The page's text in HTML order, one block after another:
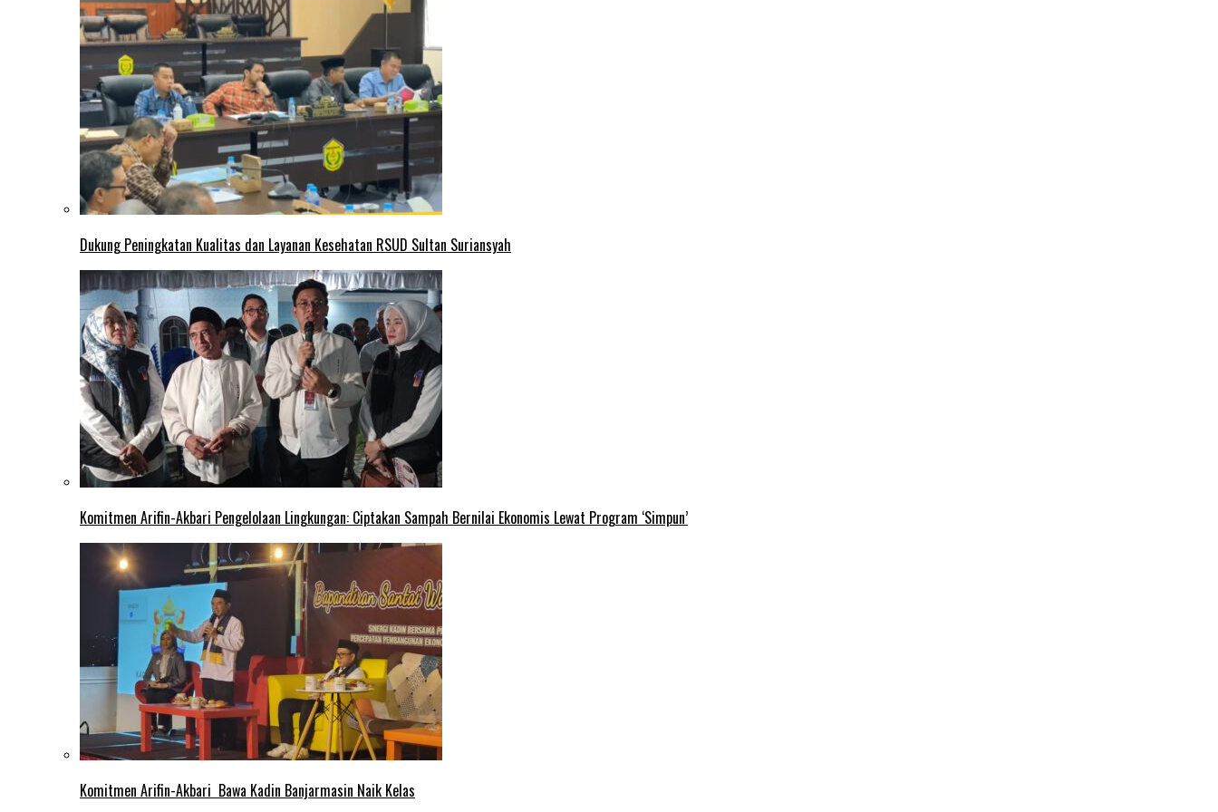
Dukung Peningkatan Kualitas dan Layanan Kesehatan RSUD Sultan Suriansyah
Komitmen Arifin-Akbari Pengelolaan Lingkungan: Ciptakan Sampah Bernilai Ekonomis Lewat Program ‘Simpun’
Komitmen Arifin-Akbari Bawa Kadin Banjarmasin Naik Kelas